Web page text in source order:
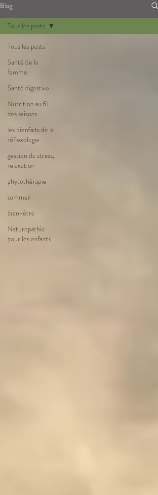
Blog
Tous les posts
Santé de la
femme
Santé digestive
Nutrition au fil
des saisons
les bienfaits de la
réflexologie
gestion du stress,
relaxation
phytothérapie
sommeil
bien-être
Naturopathie
pour les enfants
Tous les posts